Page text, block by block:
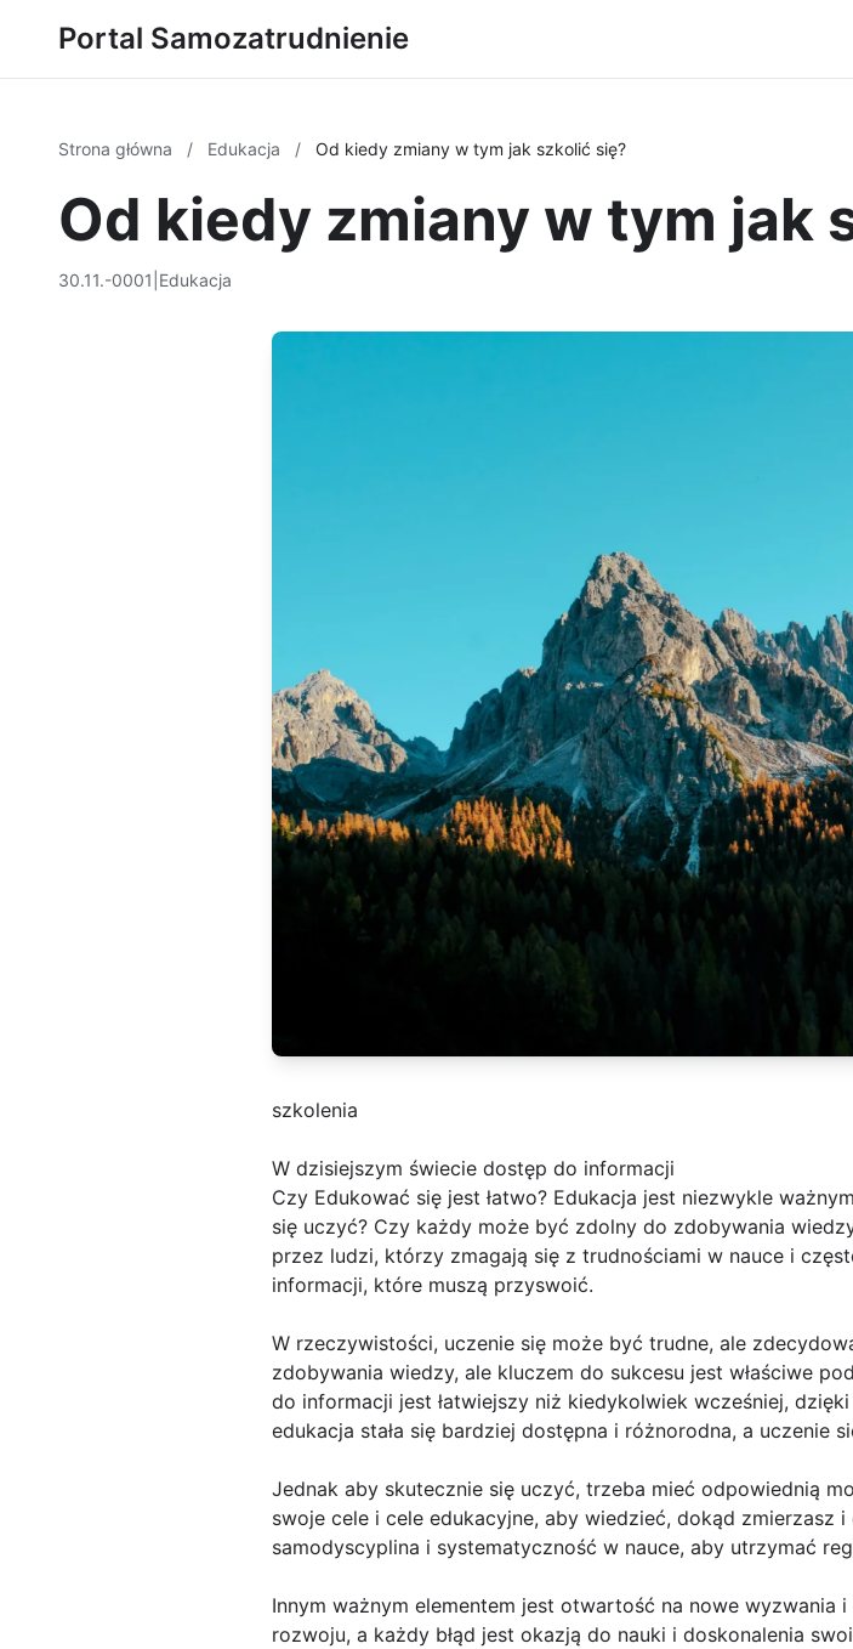
Portal Samozatrudnienie
Strona główna / Edukacja / Od kiedy zmiany w tym jak szkolić się?
Od kiedy zmiany w tym jak
30.11.-0001 Edukacja
szkolenia
W dzisiejszym świecie dostęp do informacji
Czy Edukować się jest łatwo? Edukacja jest niezwykle
się uczyć? Czy każdy może być zdolny do zdobywania
przez ludzi, którzy zmagają się z trudnościami w nauce i
informacji, które muszą przyswoić.
W rzeczywistości, uczenie się może być trudne, ale
zdobywania wiedzy, ale kluczem do sukcesu jest właściwe
do informacji jest łatwiejszy niż kiedykolwiek wcześniej,
edukacja stała się bardziej dostępna i różnorodna, a uczenie
Jednak aby skutecznie się uczyć, trzeba mieć odpowiednią
swoje cele i cele edukacyjne, aby wiedzieć, dokąd zmierzasz
samodyscyplina i systematyczność w nauce, aby utrzymać
Innym ważnym elementem jest otwartość na nowe wyzwania
rozwoju, a każdy błąd jest okazją do nauki i doskonalenia